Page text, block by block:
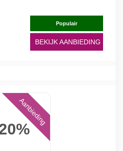
Populair
BEKIJK AANBIEDING
Aanbieding